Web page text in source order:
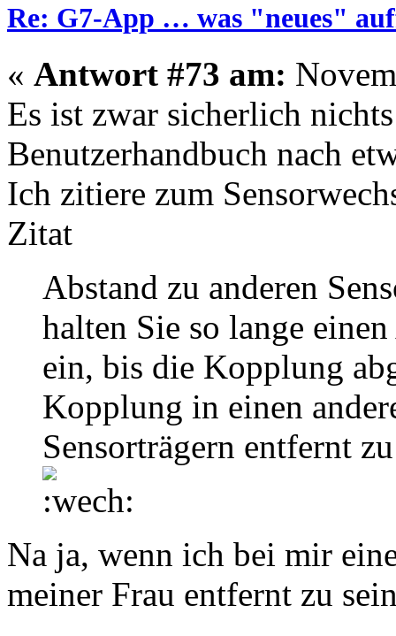
Re: G7-App … was "neues"
« Antwort #73 am:
Es ist zwar sicherlich
Benutzerhandbuch nach
Ich zitiere zum
Zitat
Abstand zu anderen
halten Sie so lange
ein, bis die Kopplung
Kopplung in einen
Sensorträgern entfernt
Na ja, wenn ich bei mir
meiner Frau entfernt zu